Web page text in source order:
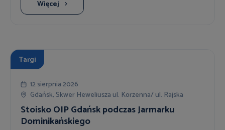
Więcej
Targi
12 sierpnia 2026
Gdańsk, Skwer Heweliusza ul. Korzenna/ ul. Rajska
Stoisko OIP Gdańsk podczas Jarmarku
Dominikańskiego